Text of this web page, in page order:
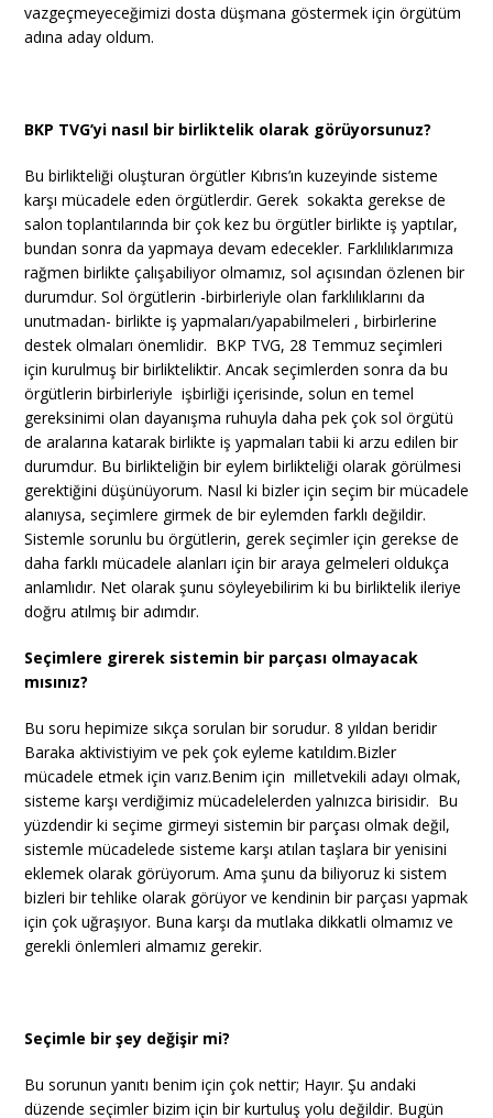
vazgeçmeyeceğimizi dosta düşmana göstermek için örgütüm
adına aday oldum.
BKP TVG’yi nasıl bir birliktelik olarak görüyorsunuz?
Bu birlikteliği oluşturan örgütler Kıbrıs’ın kuzeyinde sisteme
karşı mücadele eden örgütlerdir. Gerek sokakta gerekse de
salon toplantılarında bir çok kez bu örgütler birlikte iş yaptılar,
bundan sonra da yapmaya devam edecekler. Farklılıklarımıza
rağmen birlikte çalışabiliyor olmamız, sol açısından özlenen bir
durumdur. Sol örgütlerin -birbirleriyle olan farklılıklarını da
unutmadan- birlikte iş yapmaları/yapabilmeleri , birbirlerine
destek olmaları önemlidir. BKP TVG, 28 Temmuz seçimleri
için kurulmuş bir birlikteliktir. Ancak seçimlerden sonra da bu
örgütlerin birbirleriyle işbirliği içerisinde, solun en temel
gereksinimi olan dayanışma ruhuyla daha pek çok sol örgütü
de aralarına katarak birlikte iş yapmaları tabii ki arzu edilen bir
durumdur. Bu birlikteliğin bir eylem birlikteliği olarak görülmesi
gerektiğini düşünüyorum. Nasıl ki bizler için seçim bir mücadele
alanıysa, seçimlere girmek de bir eylemden farklı değildir.
Sistemle sorunlu bu örgütlerin, gerek seçimler için gerekse de
daha farklı mücadele alanları için bir araya gelmeleri oldukça
anlamlıdır. Net olarak şunu söyleyebilirim ki bu birliktelik ileriye
doğru atılmış bir adımdır.
Seçimlere girerek sistemin bir parçası olmayacak
mısınız?
Bu soru hepimize sıkça sorulan bir sorudur. 8 yıldan beridir
Baraka aktivistiyim ve pek çok eyleme katıldım.Bizler
mücadele etmek için varız.Benim için milletvekili adayı olmak,
sisteme karşı verdiğimiz mücadelelerden yalnızca birisidir. Bu
yüzdendir ki seçime girmeyi sistemin bir parçası olmak değil,
sistemle mücadelede sisteme karşı atılan taşlara bir yenisini
eklemek olarak görüyorum. Ama şunu da biliyoruz ki sistem
bizleri bir tehlike olarak görüyor ve kendinin bir parçası yapmak
için çok uğraşıyor. Buna karşı da mutlaka dikkatli olmamız ve
gerekli önlemleri almamız gerekir.
Seçimle bir şey değişir mi?
Bu sorunun yanıtı benim için çok nettir; Hayır. Şu andaki
düzende seçimler bizim için bir kurtuluş yolu değildir. Bugün